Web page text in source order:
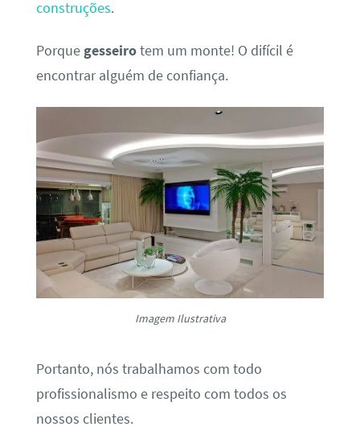
construções.
Porquegesseirotem um monte! O difícil é
encontrar alguém de confiança.
Imagem Ilustrativa
Portanto, nós trabalhamos com todo
profissionalismo e respeito com todos os
nossos clientes.